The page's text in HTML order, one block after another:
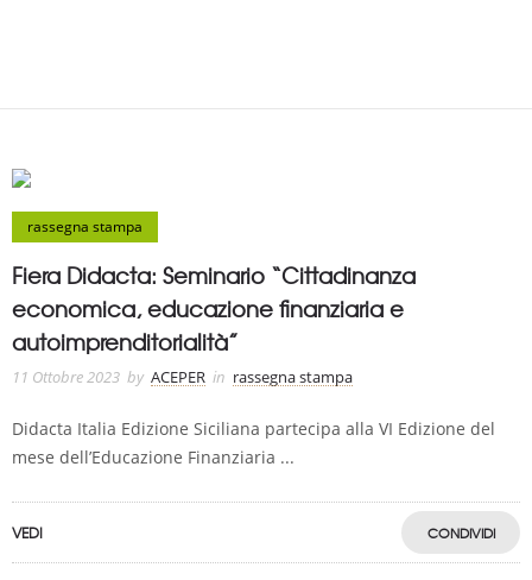
rassegna stampa
Fiera Didacta: Seminario “Cittadinanza
economica, educazione finanziaria e
autoimprenditorialità”
11 Ottobre 2023 by ACEPER in rassegna stampa
Didacta Italia Edizione Siciliana partecipa alla VI Edizione del
mese dell’Educazione Finanziaria ...
VEDI CONDIVIDI